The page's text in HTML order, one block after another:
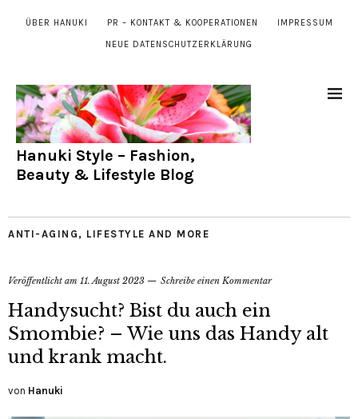
ÜBER HANUKI PR – KONTAKT & KOOPERATIONEN IMPRESSUM
NEUE DATENSCHUTZERKLÄRUNG
Hanuki Style – Fashion,
Beauty & Lifestyle Blog
ANTI-AGING , LIFESTYLE AND MORE
Veröffentlicht am 11. August 2023 Schreibe einen Kommentar
Handysucht? Bist du auch ein
Smombie? – Wie uns das Handy alt
und krank macht.
von Hanuki